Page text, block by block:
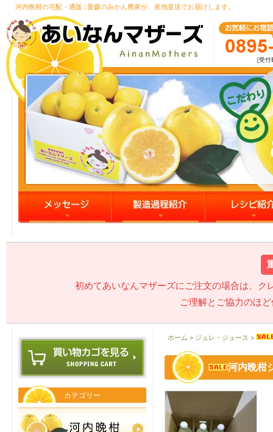
河内晩柑の宅配・通販 | 愛媛のみかん農家が、産地直送でお届けします。
初めてあいなんマザーズにご注文の場合は、ク
ご理解とご協力のほ
カテゴリー
ホーム > ジュレ・ジュース >
河内晩柑